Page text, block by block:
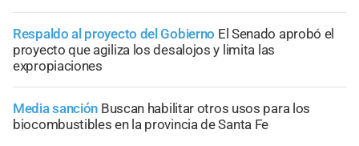
Respaldo al proyecto del Gobierno El Senado aprobó el
proyecto que agiliza los desalojos y limita las
expropiaciones
Media sanción Buscan habilitar otros usos para los
biocombustibles en la provincia de Santa Fe